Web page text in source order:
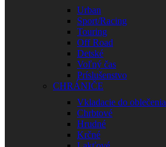
Urban
Sport/Racing
Touring
Off Road
Detské
Voľný čas
Príslušenstvo
CHRÁNIČE
Vkladacie do oblečenia
Chrbtové
Hrudné
Krčné